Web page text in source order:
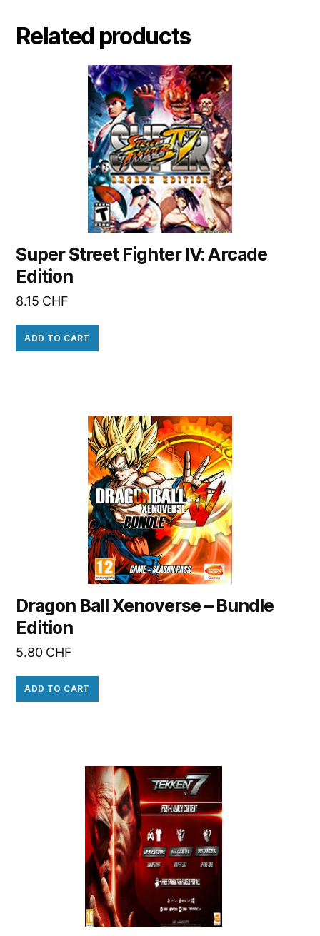
Related products
Super Street Fighter IV: Arcade
Edition
8.15 CHF
ADD TO CART
Dragon Ball Xenoverse – Bundle
Edition
5.80 CHF
ADD TO CART